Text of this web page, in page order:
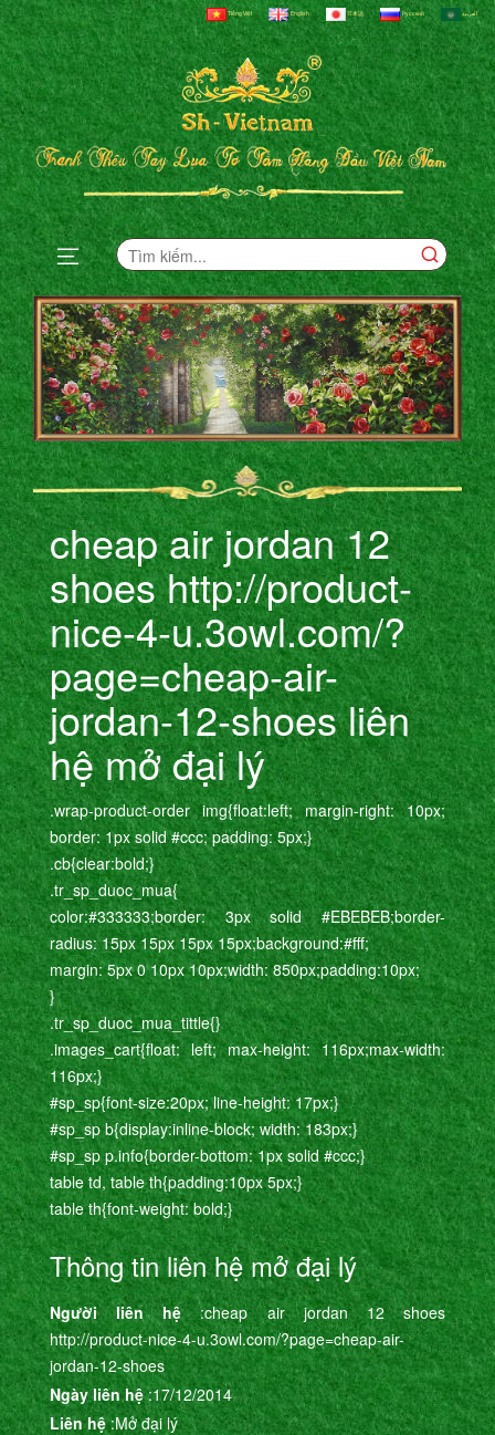
Tiếng Việt English 日本語 Русский العربية
cheap air jordan 12
shoes http://product-
nice-4-u.3owl.com/?
page=cheap-air-
jordan-12-shoes liên
hệ mở đại lý
.wrap-product-order img{float:left; margin-right: 10px;
border: 1px solid #ccc; padding: 5px;}
.cb{clear:bold;}
.tr_sp_duoc_mua{
color:#333333;border: 3px solid #EBEBEB;border-
radius: 15px 15px 15px 15px;background:#fff;
margin: 5px 0 10px 10px;width: 850px;padding:10px;
}
.tr_sp_duoc_mua_tittle{}
.images_cart{float: left; max-height: 116px;max-width:
116px;}
#sp_sp{font-size:20px; line-height: 17px;}
#sp_sp b{display:inline-block; width: 183px;}
#sp_sp p.info{border-bottom: 1px solid #ccc;}
table td, table th{padding:10px 5px;}
table th{font-weight: bold;}
Thông tin liên hệ mở đại lý
Người liên hệ:cheap air jordan 12 shoes
http://product-nice-4-u.3owl.com/?page=cheap-air-
jordan-12-shoes
Ngày liên hệ:17/12/2014
Liên hệ:Mở đại lý